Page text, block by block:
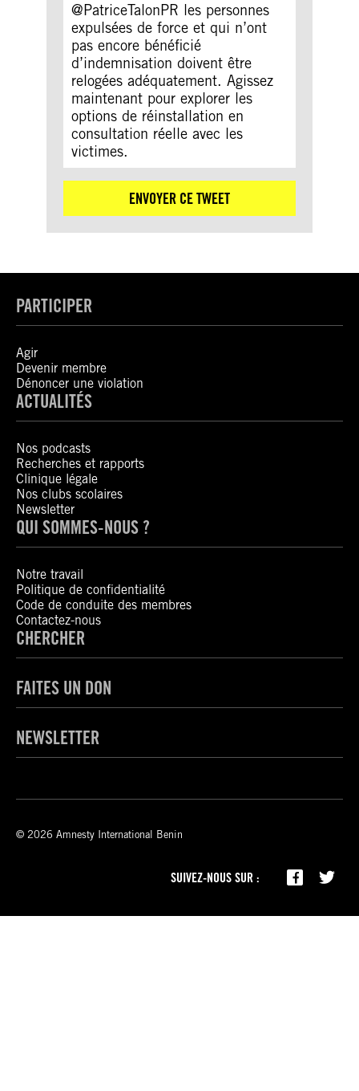
@PatriceTalonPR les personnes
expulsées de force et qui n’ont
pas encore bénéficié
d’indemnisation doivent être
relogées adéquatement. Agissez
maintenant pour explorer les
options de réinstallation en
consultation réelle avec les
victimes.
ENVOYER CE TWEET
PARTICIPER
Agir
Devenir membre
Dénoncer une violation
ACTUALITÉS
Nos podcasts
Recherches et rapports
Clinique légale
Nos clubs scolaires
Newsletter
QUI SOMMES-NOUS ?
Notre travail
Politique de confidentialité
Code de conduite des membres
Contactez-nous
CHERCHER
FAITES UN DON
NEWSLETTER
© 2026 Amnesty International Benin
SUIVEZ-NOUS SUR :